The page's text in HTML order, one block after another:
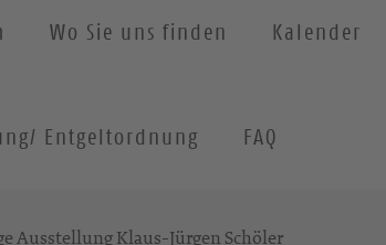
Wo Sie uns finden Kalender
Entgeltordnung FAQ
Ausstellung Klaus-Jürgen Schöler